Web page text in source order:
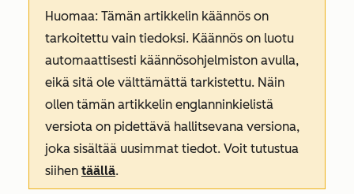
Huomaa: Tämän artikkelin käännös on
tarkoitettu vain tiedoksi. Käännös on luotu
automaattisesti käännösohjelmiston avulla,
eikä sitä ole välttämättä tarkistettu. Näin
ollen tämän artikkelin englanninkielistä
versiota on pidettävä hallitsevana versiona,
joka sisältää uusimmat tiedot. Voit tutustua
siihen täällä.